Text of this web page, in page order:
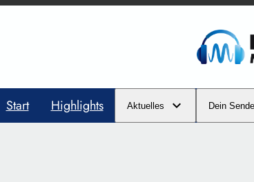
Start Highlights Aktuelles Dein